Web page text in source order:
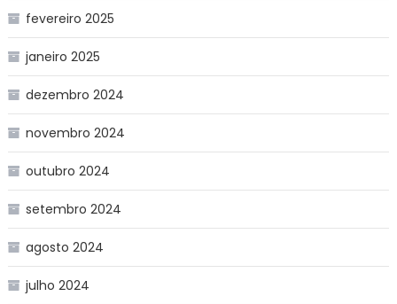
fevereiro 2025
janeiro 2025
dezembro 2024
novembro 2024
outubro 2024
setembro 2024
agosto 2024
julho 2024